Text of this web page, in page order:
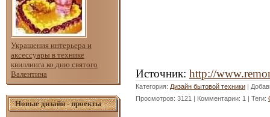
Украшения интерьера и
аксессуары в технике
квиллинга ко дню святого
Валентина
Новые дизайн - проекты
Источник: http://
Категория: Дизайн бытовой техники |
Просмотров: 3121 | Комментарии: 1 | Теги: